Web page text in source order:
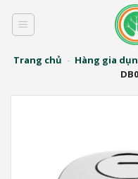
qua
dungTrang chủ - Hàng gia